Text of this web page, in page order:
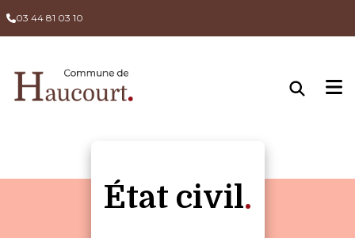
03 44 81 03 10
État civil